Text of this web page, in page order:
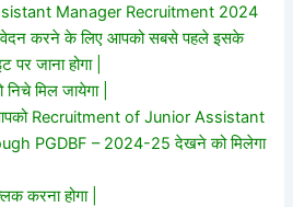
Manager Recruitment 2024
करने के लिए आपको सबसे पहले इसके
जाना होगा |
मिल जायेगा |
Recruitment of Junior Assistant
PGDBF – 2024-25 देखने को मिलेगा
करना होगा |